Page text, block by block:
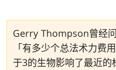
Gerry Thompson曾经问
「有多少个总法术力费
于3的生物影响了最近